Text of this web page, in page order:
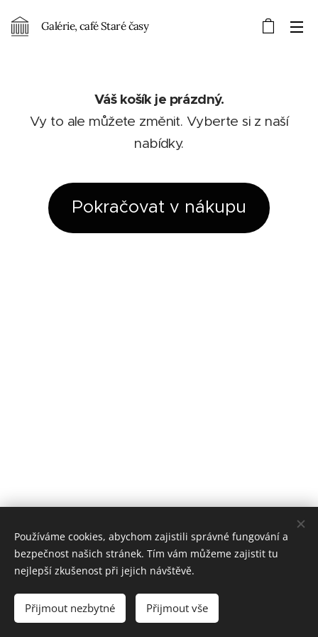
Galérie, café Staré časy
Váš košík je prázdný.
Vy to ale můžete změnit. Vyberte si z naší
nabídky.
Pokračovat v nákupu
Obrázky poskytlPexels
Cookies
Používáme cookies, abychom zajistili správné fungování a
bezpečnost našich stránek. Tím vám můžeme zajistit tu
nejlepší zkušenost při jejich návštěvě.
Přijmout nezbytné Přijmout vše